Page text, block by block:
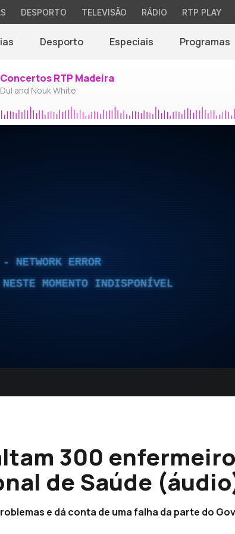
DESPORTO TELEVISÃO RÁDIO RTP PLAY
Desporto Especiais Programas
Concertos RTP Madeira
Dul and Nouk White
ERROR
MOMENTO INDISPONÍVEL
300
de Saúde
e dá conta de uma falha da parte do